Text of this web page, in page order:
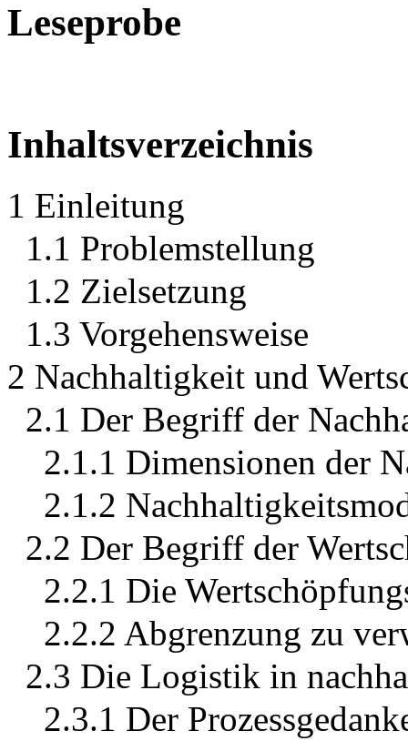
Leseprobe
Inhaltsverzeichnis
1 Einleitung
1.1 Problemstellung
1.2 Zielsetzung
1.3 Vorgehensweise
2 Nachhaltigkeit und
2.1 Der Begriff der
2.1.1 Dimensionen der
2.1.2
2.2 Der Begriff der
2.2.1 Die
2.2.2 Abgrenzung zu
2.3 Die Logistik in
2.3.1 Der